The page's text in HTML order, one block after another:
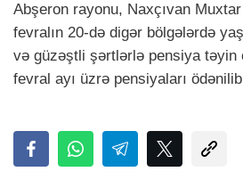
Abşeron rayonu, Naxçıvan
fevralın 20-də digər bölgələrdə
və güzəştli şərtlərlə pensiya təyin
fevral ayı üzrə pensiyaları